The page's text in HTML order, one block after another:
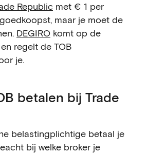
Republic met € 1 per
maar je moet de
DEGIRO komt op de
regelt de TOB
je.
betalen bij Trade
belastingplichtige betaal je
bij welke broker je